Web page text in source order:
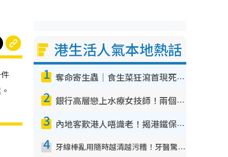
港生活人氣本地熱話
1 奪命寄生蟲｜食生菜狂瀉首現死者！疫潮惡化錄1.8萬宗病例 揭洗菜3大謬誤
2 銀行高層戀上水療女技師！兩個月借128萬驚覺「沉船」沉落火海 揭背後疑似邪教操控賣淫
3 內地客歎港人唔識老！揭港鐵保鮮級冷氣 港人求放過：咪投訴
4 牙線棒亂用隨時越清越污糟！牙醫驚揭盲目過戶細菌恐致蛀牙：呢種先係日常真保養